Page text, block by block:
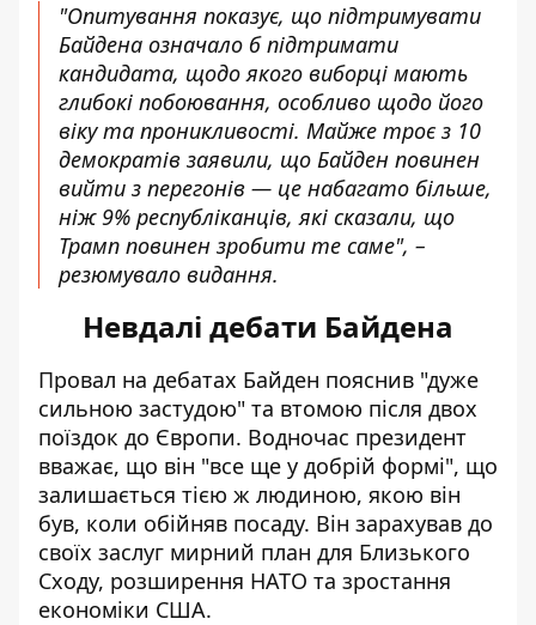
"Опитування показує, що підтримувати
Байдена означало б підтримати
кандидата, щодо якого виборці мають
глибокі побоювання, особливо щодо його
віку та проникливості. Майже троє з 10
демократів заявили, що Байден повинен
вийти з перегонів — це набагато більше,
ніж 9% республіканців, які сказали, що
Трамп повинен зробити те саме", –
резюмувало видання.
Невдалі дебати Байдена
Провал на дебатах Байден пояснив "дуже
сильною застудою" та втомою після двох
поїздок до Європи. Водночас президент
вважає, що він "все ще у добрій формі", що
залишається тією ж людиною, якою він
був, коли обійняв посаду. Він зарахував до
своїх заслуг мирний план для Близького
Сходу, розширення НАТО та зростання
економіки США.